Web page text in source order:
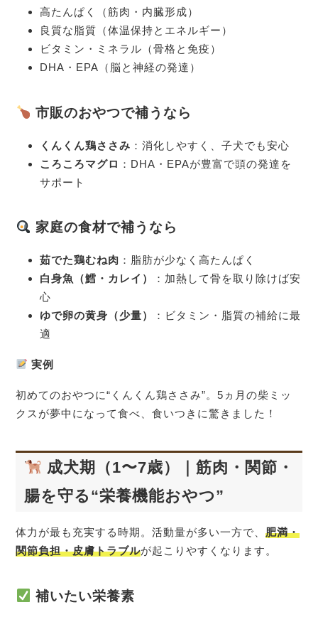
高たんぱく（筋肉・内臓形成）
良質な脂質（体温保持とエネルギー）
ビタミン・ミネラル（骨格と免疫）
DHA・EPA（脳と神経の発達）
市販のおやつで補うなら
くんくん鶏ささみ ：消化しやすく、子犬でも安心
ころころマグロ ：DHA・EPAが豊富で頭の発達を
サポート
家庭の食材で補うなら
茹でた鶏むね肉 ：脂肪が少なく高たんぱく
白身魚（鱈・カレイ）
：加熱して骨を取り除けば安
心
ゆで卵の黄身（少量）
：ビタミン・脂質の補給に最
適
実例
初めてのおやつに“くんくん鶏ささみ”。5ヵ月の柴ミッ
クスが夢中になって食べ、食いつきに驚きました！
成犬期（1〜7歳）｜筋肉・関節・
腸を守る“栄養機能おやつ”
体力が最も充実する時期。活動量が多い一方で、肥満・
関節負担・皮膚トラブルが起こりやすくなります。
補いたい栄養素